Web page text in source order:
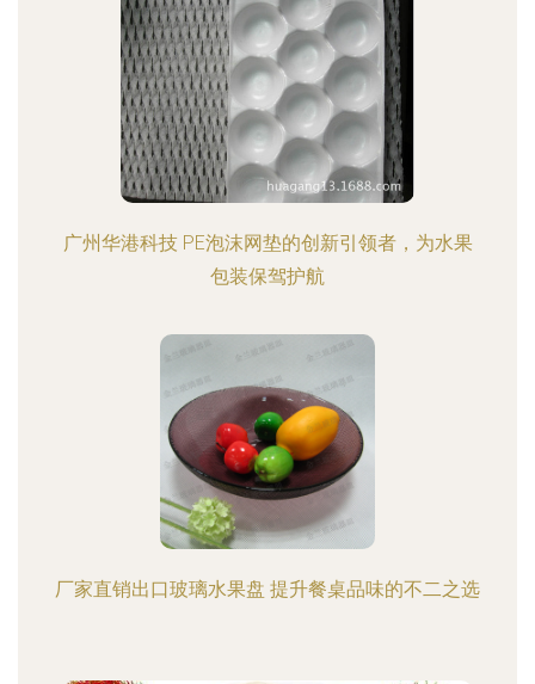
广州华港科技 PE泡沫网垫的创新引领者，为水果
包装保驾护航
厂家直销出口玻璃水果盘 提升餐桌品味的不二之选